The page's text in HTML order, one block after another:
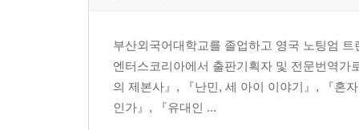
부산외국어대학교를 졸업하고 영국 노팅엄
엔터스코리아에서 출판기획자 및 전문번역가
의 제본사』, 『난민, 세 아이 이야기』, 『혼
인가』, 『유대인 ...